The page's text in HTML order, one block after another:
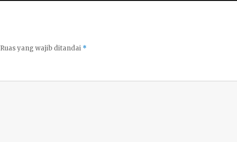
Ruas yang wajib ditandai *